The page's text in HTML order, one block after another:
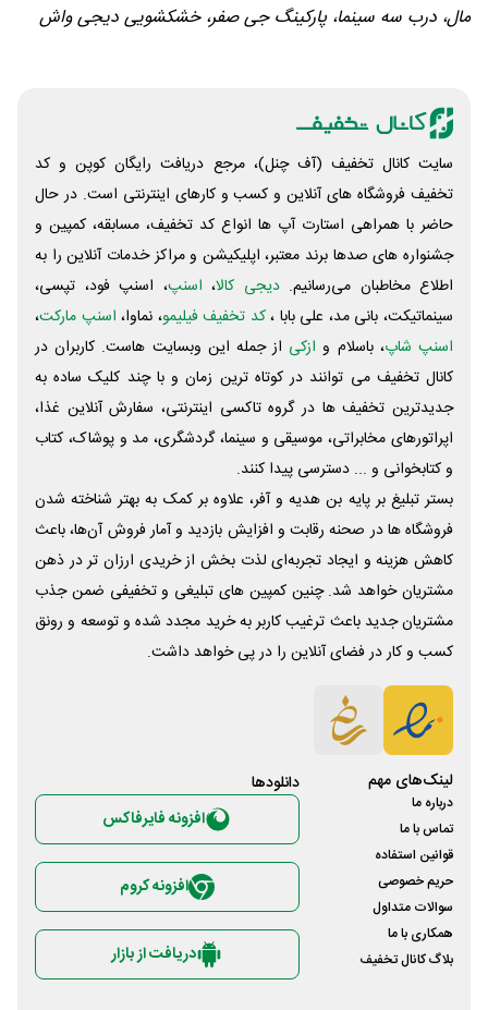
مال، درب سه سینما، پارکینگ جی صفر، خشکشویی دیجی واش
سایت کانال تخفیف (آف چنل)، مرجع دریافت رایگان کوپن و کد
تخفیف فروشگاه های آنلاین و کسب و‌ کارهای اینترنتی است. در حال
حاضر با همراهی استارت آپ ها انواع کد تخفیف، مسابقه، کمپین و
جشنواره های صدها برند معتبر، اپلیکیشن و مراکز خدمات آنلاین را به
اطلاع مخاطبان می‌رسانیم. دیجی کالا، اسنپ، اسنپ فود، تپسی،
سینماتیکت، بانی مد، علی‌ بابا ،کد تخفیف فیلیمو، نماوا، اسنپ مارکت،
اسنپ شاپ، باسلام و ازکی از جمله این وبسایت ‌هاست. کاربران در
کانال تخفیف می توانند در کوتاه ترین زمان و با چند کلیک ساده به
جدیدترین تخفیف ها در گروه تاکسی اینترنتی، سفارش آنلاین غذا،
اپراتورهای مخابراتی، موسیقی و سینما، گردشگری، مد و پوشاک، کتاب
و کتابخوانی و ... دسترسی پیدا کنند.
بستر تبلیغ بر پایه بن هدیه و آفر، علاوه بر کمک به بهتر شناخته شدن
فروشگاه ها در صحنه رقابت و افزایش بازدید و آمار فروش آن‌ها، باعث
کاهش هزینه و ایجاد تجربه‌ای لذت بخش از خریدی ارزان تر در ذهن
مشتریان خواهد شد. چنین کمپین های تبلیغی و تخفیفی ضمن جذب
مشتریان جدید باعث ترغیب کاربر به خرید مجدد شده و توسعه و رونق
کسب و کار در فضای آنلاین را در پی خواهد داشت.
لینک‌های مهم
درباره ما
تماس با ما
قوانین استفاده
حریم خصوصی
سوالات متداول
همکاری با ما
بلاگ کانال تخفیف
دانلود‌ها
افزونه فایرفاکس
افزونه کروم
دریافت از بازار